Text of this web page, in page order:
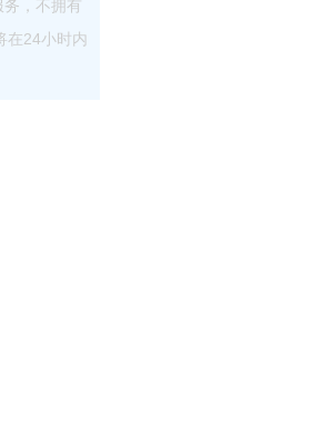
，不拥有
在24小时内